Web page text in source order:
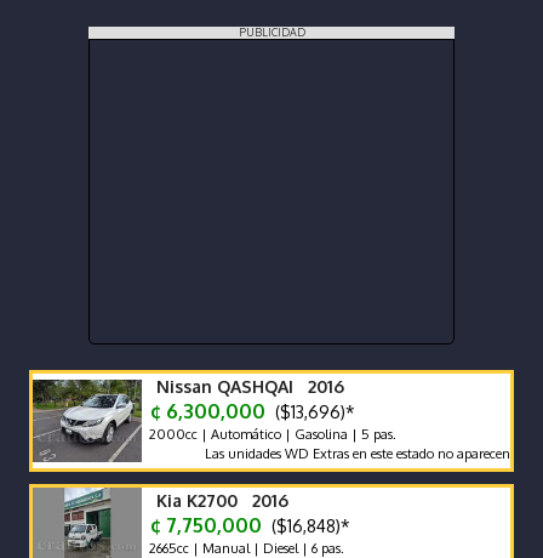
PUBLICIDAD
Nissan QASHQAI 2016
¢ 6,300,000 ($13,696)*
2000cc | Automático | Gasolina | 5 pas.
Las unidades WD Extras en este estado no aparecen con
Kia K2700 2016
¢ 7,750,000 ($16,848)*
2665cc | Manual | Diesel | 6 pas.